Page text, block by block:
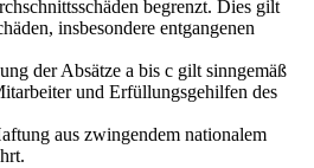
begrenzt. Dies gilt
insbesondere entgangenen
der Absätze a bis c gilt sinngemäß
und Erfüllungsgehilfen des
aus zwingendem nationalem